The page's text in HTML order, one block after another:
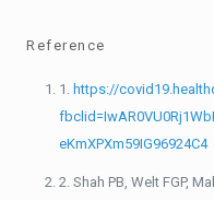
Reference
1. https://
eKmXPXm59IG96924C4
2. Shah PB, Welt FGP,